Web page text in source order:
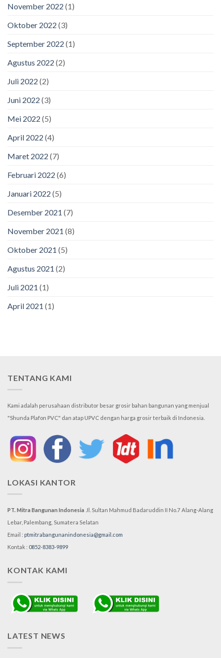
November 2022 (1)
Oktober 2022 (3)
September 2022 (1)
Agustus 2022 (2)
Juli 2022 (2)
Juni 2022 (3)
Mei 2022 (5)
April 2022 (4)
Maret 2022 (7)
Februari 2022 (6)
Januari 2022 (5)
Desember 2021 (7)
November 2021 (8)
Oktober 2021 (5)
Agustus 2021 (2)
Juli 2021 (1)
April 2021 (1)
TENTANG KAMI
Kami adalah perusahaan distributor besar grosir bahan bangunan yang menjual
"Shunda Plafon PVC" dan atap UPVC dengan harga grosir terbaik di Indonesia.
LOKASI KANTOR
PT. Mitra Bangunan Indonesia Jl. Sultan Mahmud Badaruddin II No.7 Alang-Alang
Lebar, Palembang, Sumatera Selatan
Email : ptmitrabangunanindonesia@gmail.com
Kontak : 0852-8383-9899
KONTAK KAMI
LATEST NEWS